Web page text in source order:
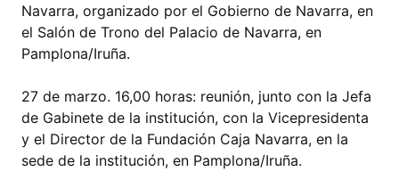
Navarra, organizado por el Gobierno de Navarra, en
el Salón de Trono del Palacio de Navarra, en
Pamplona/Iruña.
27 de marzo. 16,00 horas: reunión, junto con la Jefa
de Gabinete de la institución, con la Vicepresidenta
y el Director de la Fundación Caja Navarra, en la
sede de la institución, en Pamplona/Iruña.